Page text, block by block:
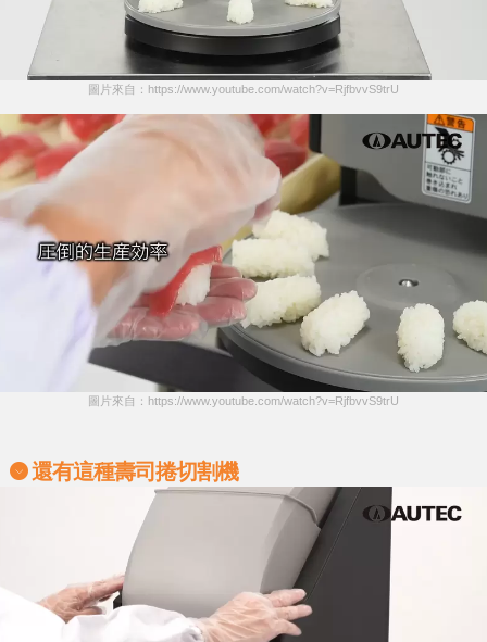
圖片來自：https://www.youtube.com/watch?v=RjfbvvS9trU
圖片來自：https://www.youtube.com/watch?v=RjfbvvS9trU
還有這種壽司捲切割機